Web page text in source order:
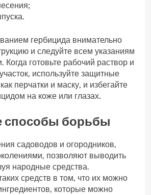
гербицида внимательно
и следуйте всем указаниям
Когда готовьте рабочий раствор и
используйте защитные
перчатки и маску, и избегайте
на коже или глазах.
способы борьбы
садоводов и огородников,
позволяют выводить
народные средства.
средств в том, что их можно
которые можно